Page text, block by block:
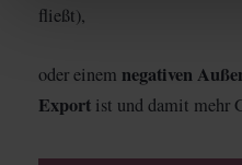
fließt),
oder einem negativen
Export ist und damit mehr